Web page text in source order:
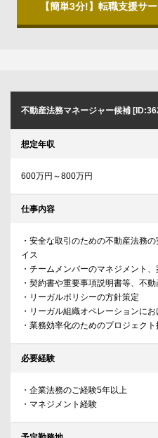
【簡単3分!】転職支援サ
不動産法務マネージャー候補
想定年収
600万円～800万円
仕事内容
・安全な取引のための不動産法務
イス
・チームメンバーのマネジメント
・契約書や重要事項説明書等、不
・リーガルポリシーの方針策定
・リーガル組織オペレーションに
・業務効率化のためのプロジェクト
必要経験
・企業法務のご経験5年以上
・マネジメント経験